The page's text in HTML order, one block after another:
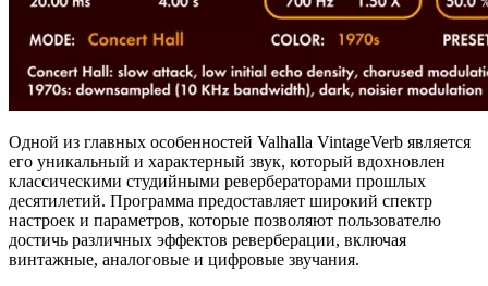
Одной из главных особенностей Valhalla VintageVerb является
его уникальный и характерный звук, который вдохновлен
классическими студийными ревербераторами прошлых
десятилетий. Программа предоставляет широкий спектр
настроек и параметров, которые позволяют пользователю
достичь различных эффектов реверберации, включая
винтажные, аналоговые и цифровые звучания.